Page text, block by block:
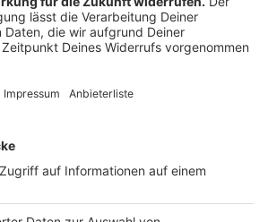
Anliegen können Benutzer*innen
der Mailadresse post@easypark.net